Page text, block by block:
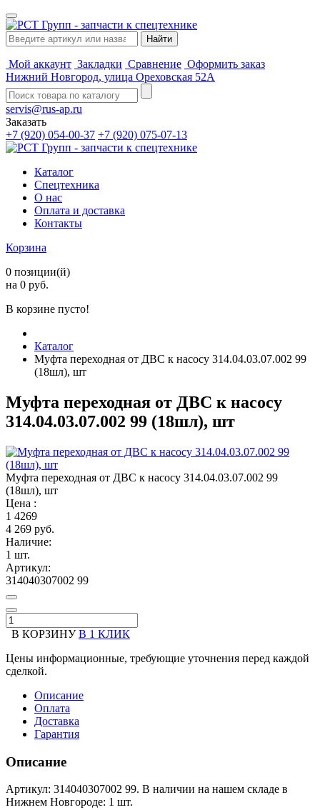
Мой аккаунт Закладки Сравнение Оформить заказ
Нижний Новгород, улица Ореховская 52А
servis@rus-ap.ru
Заказать
+7 (920) 054-00-37 +7 (920) 075-07-13
Каталог
Спецтехника
О нас
Оплата и доставка
Контакты
Корзина
0 позиции(й)
на 0 руб.
В корзине пусто!
Каталог
Муфта переходная от ДВС к насосу 314.04.03.07.002 99
(18шл), шт
Муфта переходная от ДВС к насосу
314.04.03.07.002 99 (18шл), шт
Муфта переходная от ДВС к насосу 314.04.03.07.002 99
(18шл), шт
Цена :
1 4269
4 269 руб.
Наличие:
1 шт.
Артикул:
314040307002 99
В КОРЗИНУ В 1 КЛИК
Цены информационные, требующие уточнения перед каждой
сделкой.
Описание
Оплата
Доставка
Гарантия
Описание
Артикул: 314040307002 99. В наличии на нашем складе в
Нижнем Новгороде: 1 шт.